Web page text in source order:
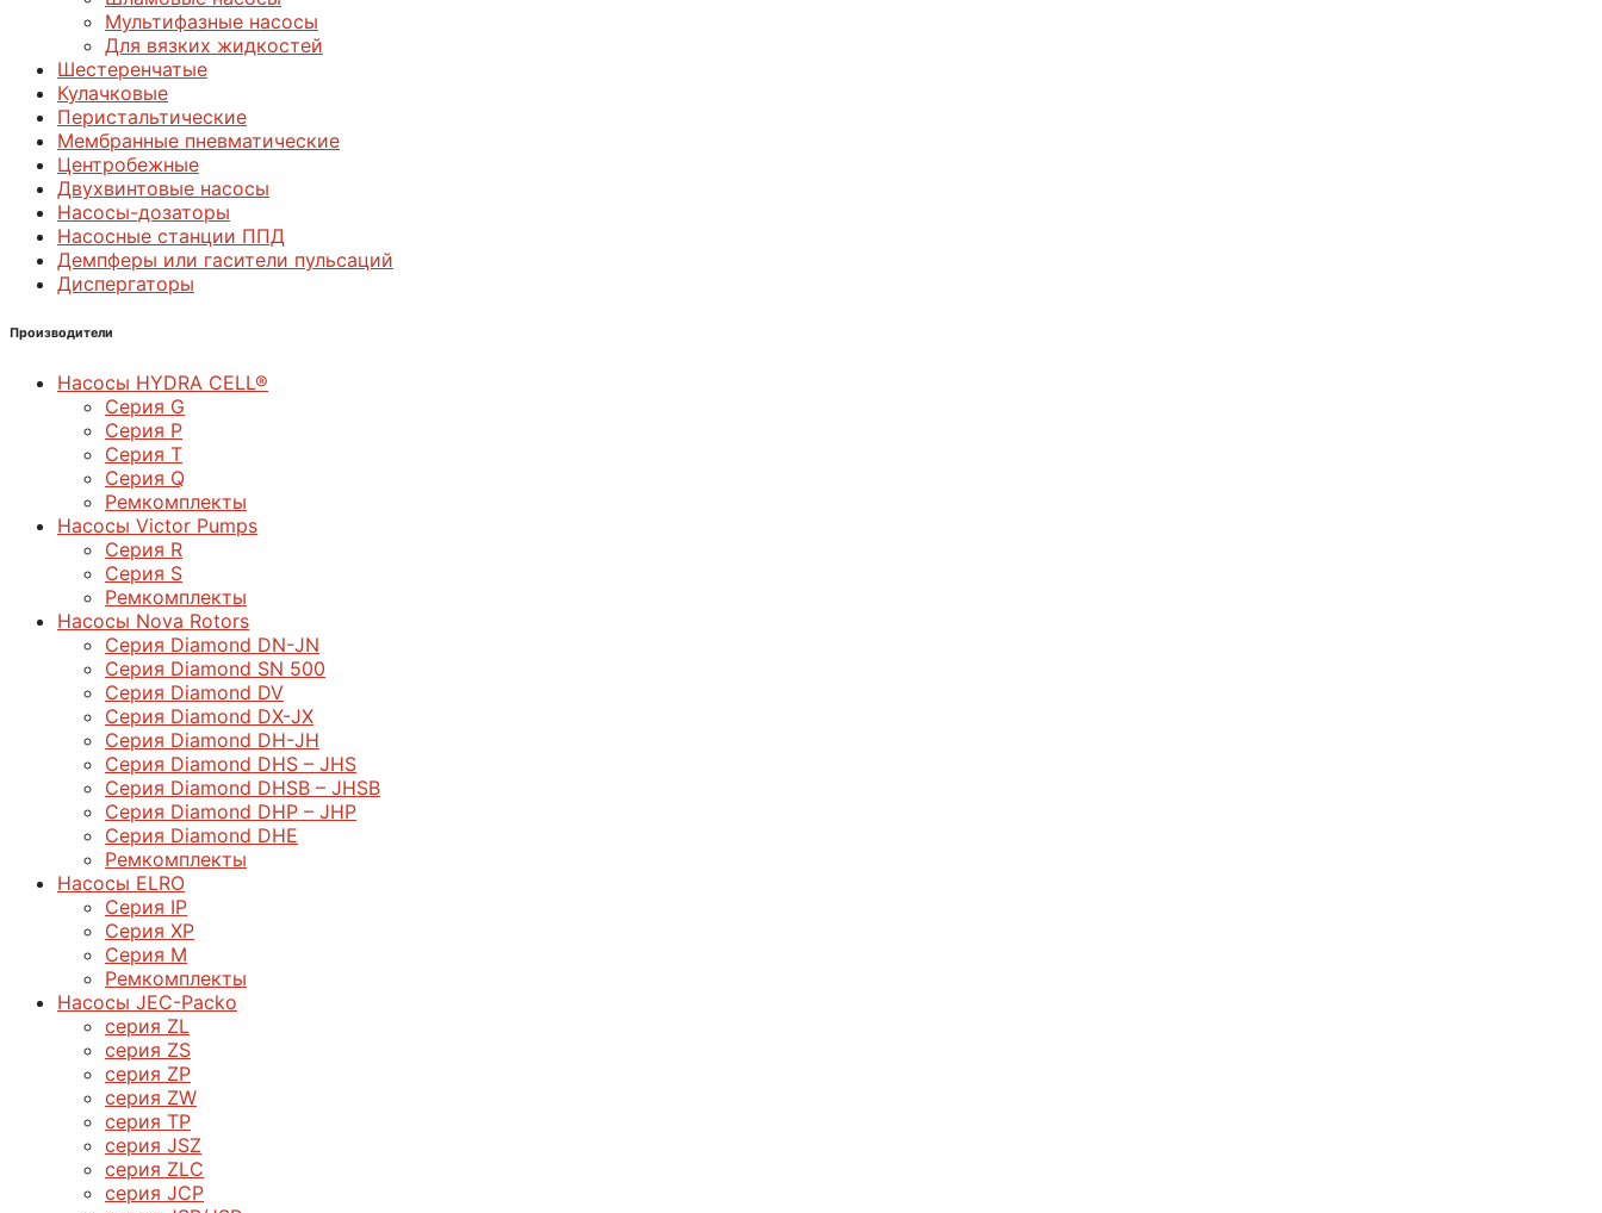
Мультифазные насосы
Для вязких жидкостей
Шестеренчатые
Кулачковые
Перистальтические
Мембранные пневматические
Центробежные
Двухвинтовые насосы
Насосы-дозаторы
Насосные станции ППД
Демпферы или гасители пульсаций
Диспергаторы
Производители
Насосы HYDRA CELL®
Серия G
Серия P
Серия T
Серия Q
Ремкомплекты
Насосы Victor Pumps
Серия R
Серия S
Ремкомплекты
Насосы Nova Rotors
Серия Diamond DN-JN
Серия Diamond SN 500
Серия Diamond DV
Серия Diamond DX-JX
Серия Diamond DH-JH
Серия Diamond DHS – JHS
Серия Diamond DHSB – JHSB
Серия Diamond DHP – JHP
Серия Diamond DHE
Ремкомплекты
Насосы ELRO
Серия IP
Серия XP
Серия M
Ремкомплекты
Насосы JEC-Packo
серия ZL
серия ZS
серия ZP
серия ZW
серия TP
серия JSZ
серия ZLC
серия JCP